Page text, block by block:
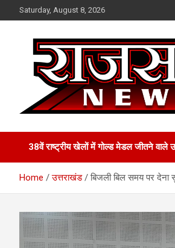
to
Saturday, August 8, 2026
Raj Satta
38वें राष्ट्रीय खेलों में गोल्‍ड मेडल जीतने वाले
Home उत्तराखंड बिजली बिल समय पर देना